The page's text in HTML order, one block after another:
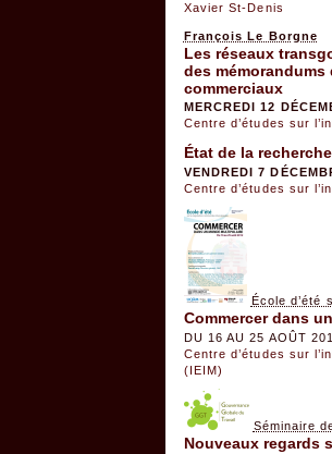
Xavier St-Denis
François Le Borgne
Les réseaux
des mémorandums
commerciaux
MERCREDI 12
Centre d’études sur
État de la
VENDREDI 7
Centre d’études sur
École d’été
Commercer dans
DU 16 AU 25 AOÛT
Centre d’études sur
(IEIM)
Séminaire
Nouveaux regards